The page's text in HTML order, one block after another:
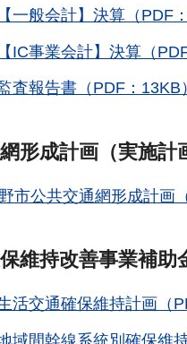
一般会計】決算（PDF：
IC事業会計】決算（
査報告書（PDF：13KB）
形成計画（実施計
市公共交通網形成計画
維持改善事業補助
活交通確保維持計画（
域間幹線系統別確保維